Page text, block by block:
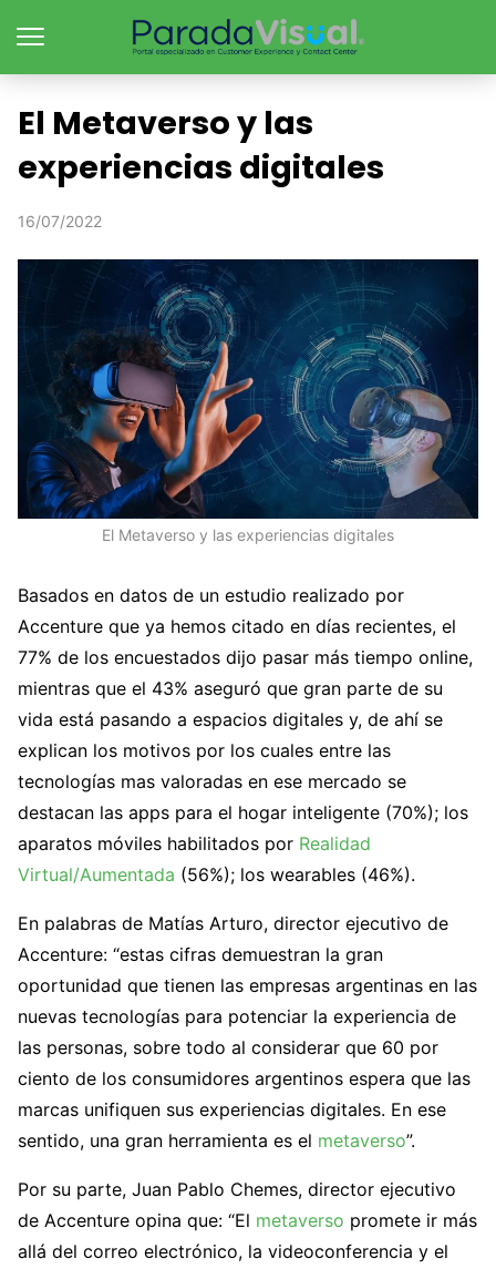
El Metaverso y las
experiencias digitales
16/07/2022
El Metaverso y las experiencias digitales
Basados en datos de un estudio realizado por
Accenture que ya hemos citado en días recientes, el
77% de los encuestados dijo pasar más tiempo online,
mientras que el 43% aseguró que gran parte de su
vida está pasando a espacios digitales y, de ahí se
explican los motivos por los cuales entre las
tecnologías mas valoradas en ese mercado se
destacan las apps para el hogar inteligente (70%); los
aparatos móviles habilitados por Realidad
Virtual/Aumentada (56%); los wearables (46%).
En palabras de Matías Arturo, director ejecutivo de
Accenture: “estas cifras demuestran la gran
oportunidad que tienen las empresas argentinas en las
nuevas tecnologías para potenciar la experiencia de
las personas, sobre todo al considerar que 60 por
ciento de los consumidores argentinos espera que las
marcas unifiquen sus experiencias digitales. En ese
sentido, una gran herramienta es el metaverso”.
Por su parte, Juan Pablo Chemes, director ejecutivo
de Accenture opina que: “El metaverso promete ir más
allá del correo electrónico, la videoconferencia y el